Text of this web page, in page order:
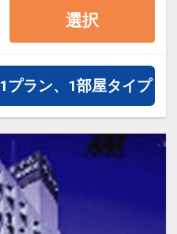
選択
1プラン、1部屋タイプ